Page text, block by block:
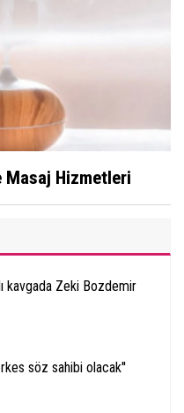
Masaj Hizmetleri
kavgada Zeki Bozdemir
söz sahibi olacak''